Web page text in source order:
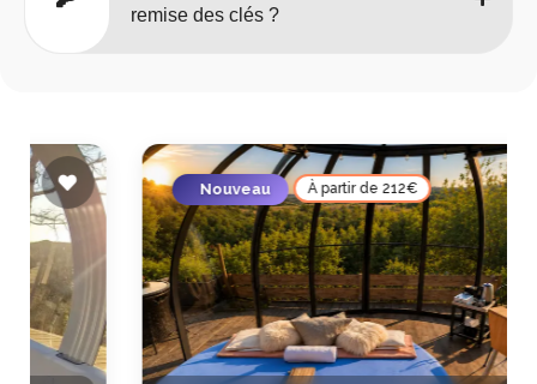
remise des clés ?
Nouveau À partir de 212€